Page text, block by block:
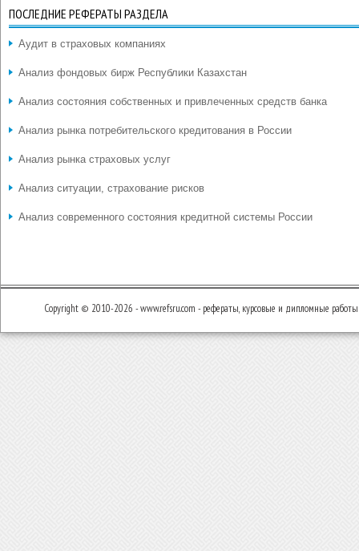
ПОСЛЕДНИЕ РЕФЕРАТЫ РАЗДЕЛА
Аудит в страховых компаниях
Анализ фондовых бирж Республики Казахстан
Анализ состояния собственных и привлеченных средств банка
Анализ рынка потребительского кредитования в России
Анализ рынка страховых услуг
Анализ ситуации, страхование рисков
Анализ современного состояния кредитной системы России
Copyright © 2010-2026 - www.refsru.com - рефераты, курсовые и дипломные работы